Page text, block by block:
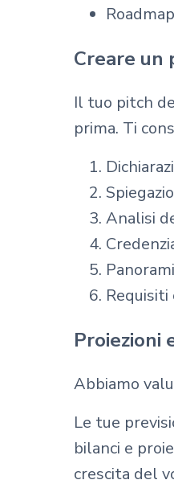
Creare un
Il tuo pitch
prima. Ti
Analisi
Proiezioni
Abbiamo
Le tue
bilanci e
crescita del